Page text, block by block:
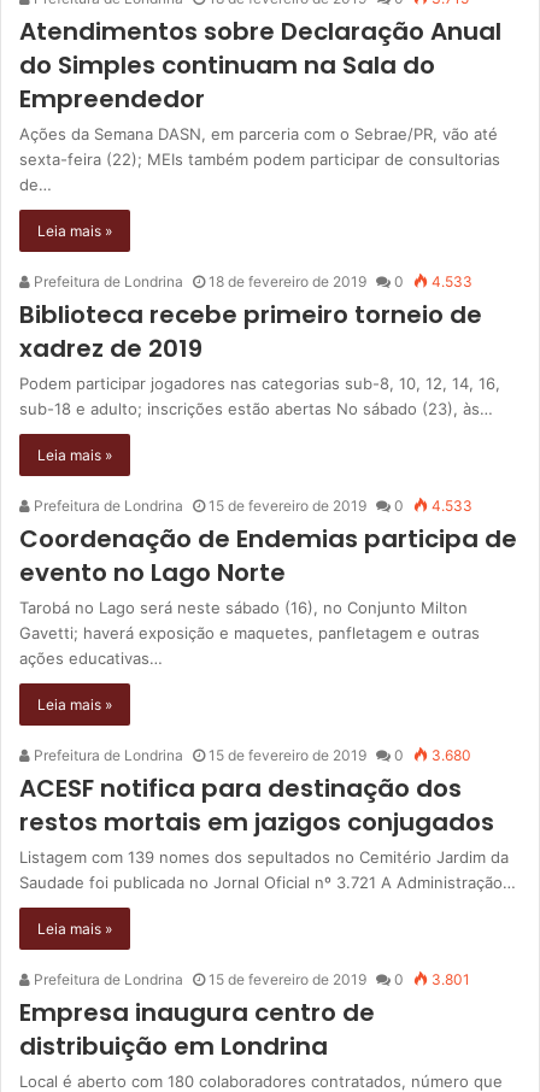
Atendimentos sobre Declaração Anual
do Simples continuam na Sala do
Empreendedor
Ações da Semana DASN, em parceria com o Sebrae/PR, vão até
sexta-feira (22); MEIs também podem participar de consultorias
de…
Leia mais »
Prefeitura de Londrina 18 de fevereiro de 2019 0 4.533
Biblioteca recebe primeiro torneio de
xadrez de 2019
Podem participar jogadores nas categorias sub-8, 10, 12, 14, 16,
sub-18 e adulto; inscrições estão abertas No sábado (23), às…
Leia mais »
Prefeitura de Londrina 15 de fevereiro de 2019 0 4.533
Coordenação de Endemias participa de
evento no Lago Norte
Tarobá no Lago será neste sábado (16), no Conjunto Milton
Gavetti; haverá exposição e maquetes, panfletagem e outras
ações educativas…
Leia mais »
Prefeitura de Londrina 15 de fevereiro de 2019 0 3.680
ACESF notifica para destinação dos
restos mortais em jazigos conjugados
Listagem com 139 nomes dos sepultados no Cemitério Jardim da
Saudade foi publicada no Jornal Oficial nº 3.721 A Administração…
Leia mais »
Prefeitura de Londrina 15 de fevereiro de 2019 0 3.801
Empresa inaugura centro de
distribuição em Londrina
Local é aberto com 180 colaboradores contratados, número que